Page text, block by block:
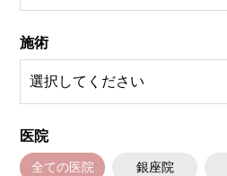
施術
医院
全ての医院 銀座院